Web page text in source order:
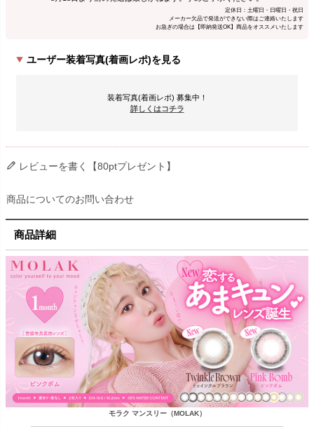
定休日：土曜日・日曜日・祝日
メーカー欠品で発送ができない際はご連絡いたします
お急ぎの場合は【即納発送OK】商品をオススメいたします
ユーザー装着写真(着画レポ)を見る
装着写真(着画レポ) 募集中！
詳しくはコチラ
レビューを書く【80ptプレゼント】
商品についてのお問い合わせ
商品詳細
モラク マンスリー（MOLAK）